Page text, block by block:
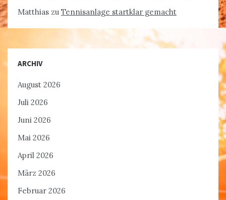
Matthias zu Tennisanlage startklar gemacht
ARCHIV
August 2026
Juli 2026
Juni 2026
Mai 2026
April 2026
März 2026
Februar 2026